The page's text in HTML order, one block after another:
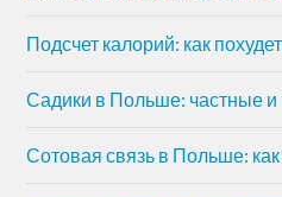
Подсчет калорий: как
Садики в Польше: частные и
Сотовая связь в Польше: